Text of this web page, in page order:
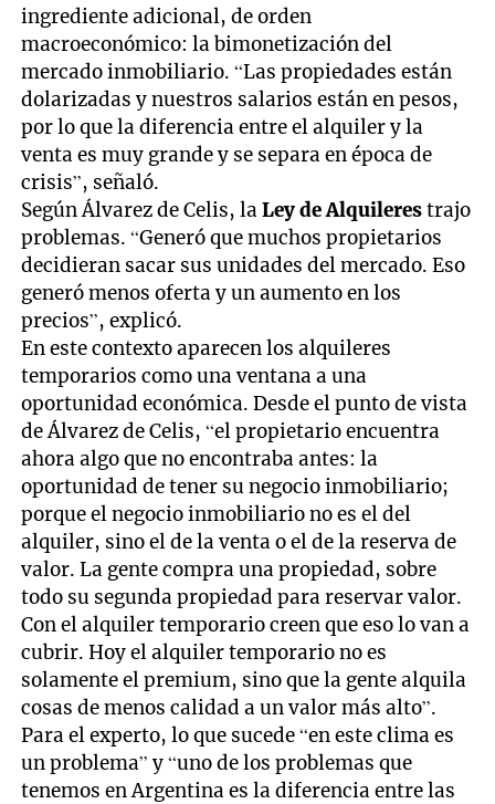
ingrediente adicional, de orden
macroeconómico: la bimonetización del
mercado inmobiliario. “Las propiedades están
dolarizadas y nuestros salarios están en pesos,
por lo que la diferencia entre el alquiler y la
venta es muy grande y se separa en época de
crisis”, señaló.
Según Álvarez de Celis, laLey de Alquilerestrajo
problemas. “Generó que muchos propietarios
decidieran sacar sus unidades del mercado. Eso
generó menos oferta y un aumento en los
precios”, explicó.
En este contexto aparecen los alquileres
temporarios como una ventana a una
oportunidad económica. Desde el punto de vista
de Álvarez de Celis, “el propietario encuentra
ahora algo que no encontraba antes: la
oportunidad de tener su negocio inmobiliario;
porque el negocio inmobiliario no es el del
alquiler, sino el de la venta o el de la reserva de
valor. La gente compra una propiedad, sobre
todo su segunda propiedad para reservar valor.
Con el alquiler temporario creen que eso lo van a
cubrir. Hoy el alquiler temporario no es
solamente el premium, sino que la gente alquila
cosas de menos calidad a un valor más alto”.
Para el experto, lo que sucede “en este clima es
un problema” y “uno de los problemas que
tenemos en Argentina es la diferencia entre las